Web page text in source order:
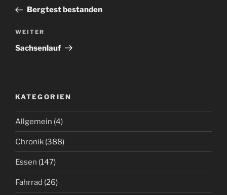
Beitrag
Bergtest bestanden
Nächster
Beitrag
WEITER
Sachsenlauf
KATEGORIEN
Allgemein (4)
Chronik (388)
Essen (147)
Fahrrad (26)